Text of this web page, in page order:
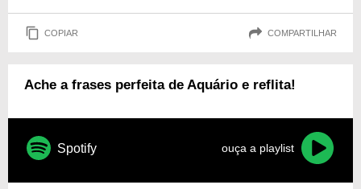
COPIAR COMPARTILHAR
Ache a frases perfeita de Aquário e reflita!
Spotify ouça a playlist